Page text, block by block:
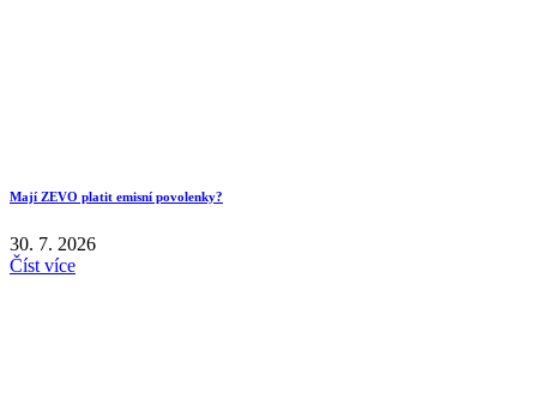
Mají ZEVO platit emisní povolenky?
30. 7. 2026
Číst více